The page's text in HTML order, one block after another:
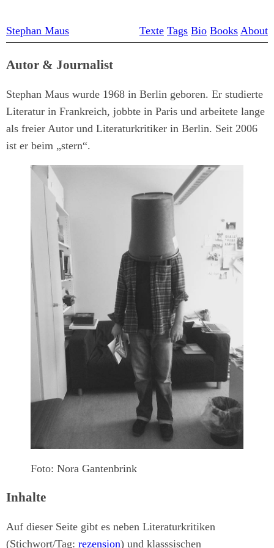
Stephan Maus Texte Tags Bio Books About
Autor & Journalist
Stephan Maus wurde 1968 in Berlin geboren. Er studierte
Literatur in Frankreich, jobbte in Paris und arbeitete lange
als freier Autor und Literaturkritiker in Berlin. Seit 2006
ist er beim „stern“.
Foto: Nora Gantenbrink
Inhalte
Auf dieser Seite gibt es neben Literaturkritiken
(Stichwort/Tag: rezension) und klasssischen